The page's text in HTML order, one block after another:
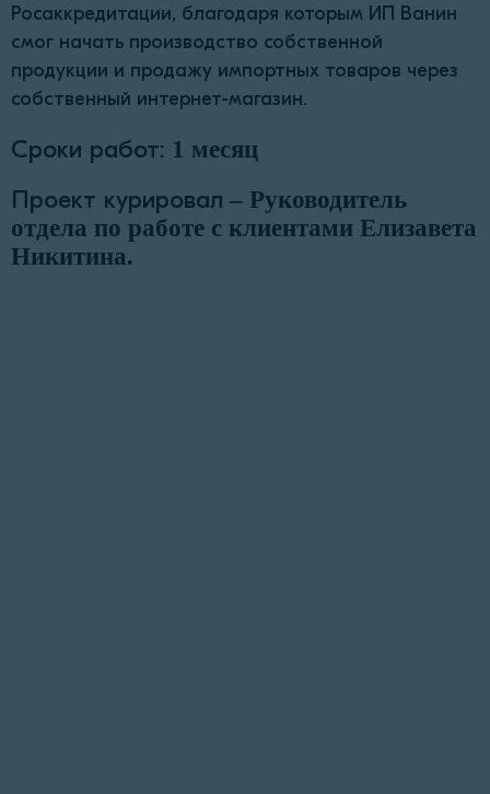
Росаккредитации, благодаря которым ИП Ванин
смог начать производство собственной
продукции и продажу импортных товаров через
собственный интернет-магазин.
Сроки работ: 1 месяц
Проект курировал – Руководитель
отдела по работе с клиентами Елизавета
Никитина.